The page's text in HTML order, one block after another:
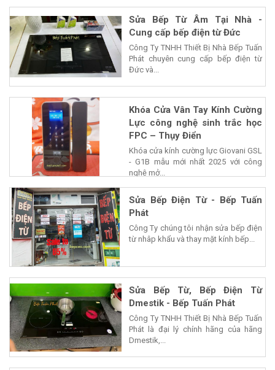
phẩm của...
Sửa Bếp Từ Âm Tại Nhà -
Cung cấp bếp điện từ Đức
Công Ty TNHH Thiết Bị Nhà Bếp Tuấn
Phát chuyên cung cấp bếp điện từ
Đức và...
Khóa Cửa Vân Tay Kính Cường
Lực công nghệ sinh trắc học
FPC – Thụy Điển
Khóa cửa kính cường lực Giovani GSL
- G1B mẫu mới nhất 2025 với công
nghệ mở...
Sửa Bếp Điện Từ - Bếp Tuấn
Phát
Công Ty chúng tôi nhận sửa bếp điện
từ nhâp khẩu và thay mặt kính bếp...
Sửa Bếp Từ, Bếp Điện Từ
Dmestik - Bếp Tuấn Phát
Công Ty TNHH Thiết Bị Nhà Bếp Tuấn
Phát là đại lý chính hãng của hãng
Dmestik,...